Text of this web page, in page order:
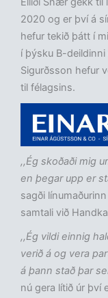
2020 og er því á
hefur tekið þátt í
í þýsku B-
Sigurðsson hefur
til félagsins.
,,Ég skoðaði mig
en þegar upp er
sagði
samtali við
,,Ég vildi einnig
verið á og vera
á þann stað þar
nú gera lítið úr því